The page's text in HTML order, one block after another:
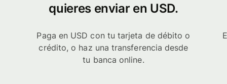
quieres enviar en USD.
Paga en USD con tu tarjeta de débito o
crédito, o haz una transferencia desde
tu banca online.